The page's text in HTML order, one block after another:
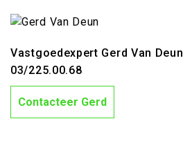
Vastgoedexpert Gerd Van Deun
03/225.00.68
Contacteer Gerd